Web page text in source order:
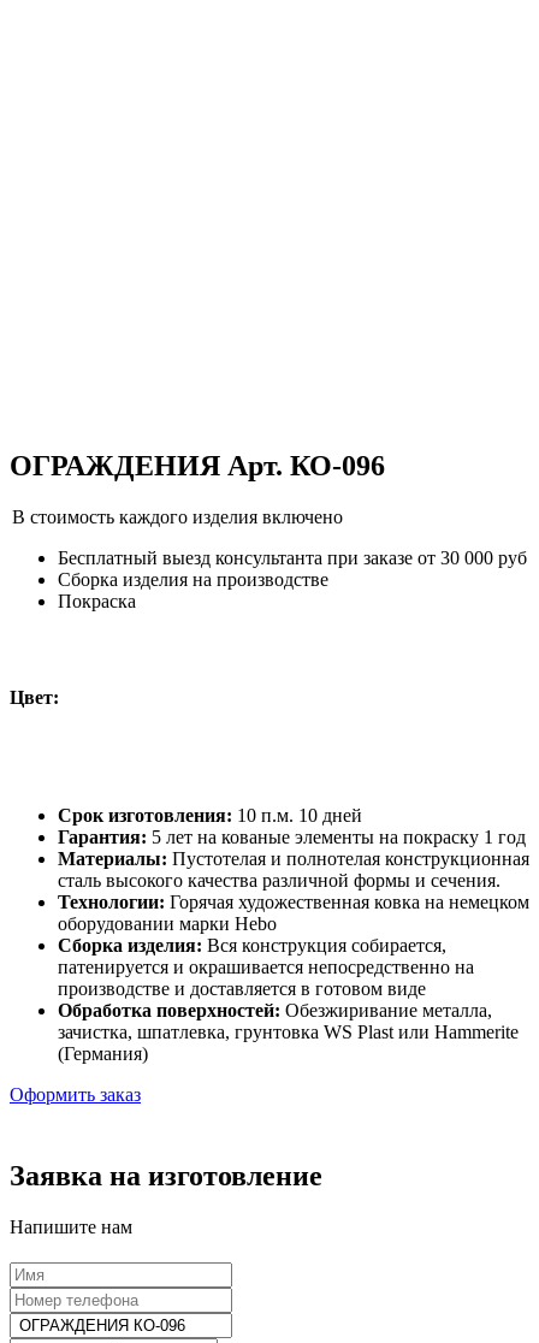
ОГРАЖДЕНИЯ Арт. КО-096
В стоимость каждого изделия включено
Бесплатный выезд консультанта при заказе от 30 000 руб
Сборка изделия на производстве
Покраска
Цвет:
Срок изготовления: 10 п.м. 10 дней
Гарантия: 5 лет на кованые элементы на покраску 1 год
Материалы: Пустотелая и полнотелая конструкционная
сталь высокого качества различной формы и сечения.
Технологии: Горячая художественная ковка на немецком
оборудовании марки Hebo
Сборка изделия: Вся конструкция собирается,
патенируется и окрашивается непосредственно на
производстве и доставляется в готовом виде
Обработка поверхностей: Обезжиривание металла,
зачистка, шпатлевка, грунтовка WS Plast или Hammerite
(Германия)
Оформить заказ
Заявка на изготовление
Напишите нам